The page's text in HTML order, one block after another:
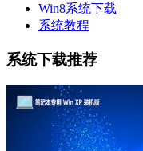
Win8系统下载
系统教程
系统下载推荐